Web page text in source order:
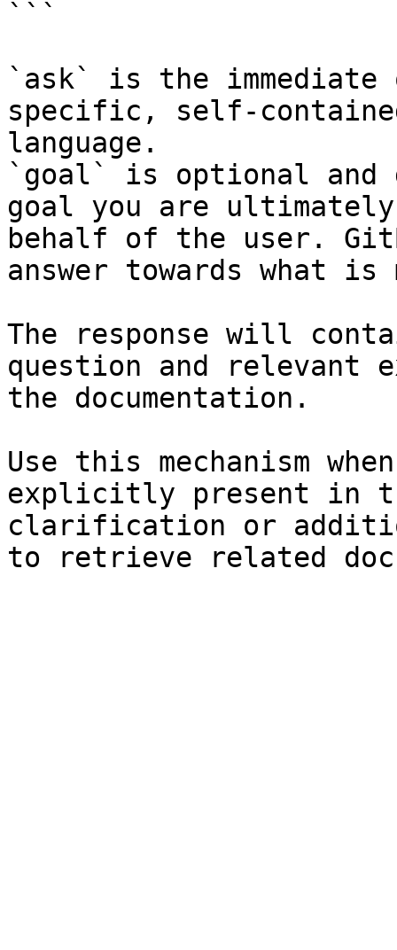
```
`ask` is the
specific, self-
language.
`goal` is optional and
goal you are
behalf of the user.
answer towards what
The response will
question and relevant
the documentation.
Use this mechanism
explicitly present in
clarification or